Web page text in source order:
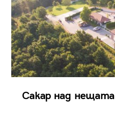
Сакар над нещата